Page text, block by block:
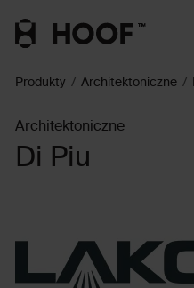
Produkty Architektoniczne
Architektoniczne
Di Piu